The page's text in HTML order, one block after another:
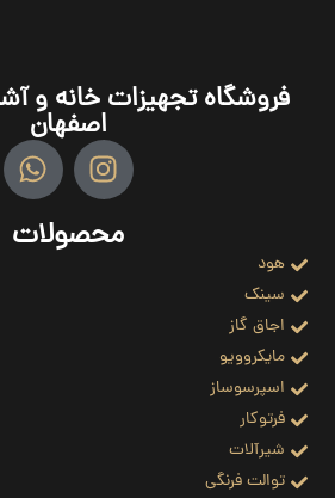
فروشگاه تجهیزات خانه و
اصفهان
محصولات
هود
سینک
اجاق گاز
مایکروویو
اسپرسوساز
فرتوکار
شیرآلات
توالت فرنگی